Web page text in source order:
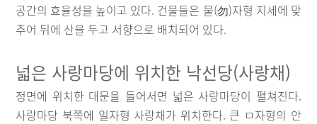
공간의 효율성을 높이고 있다. 건물들은 물(勿)자형 지세에 맞
추어 뒤에 산을 두고 서향으로 배치되어 있다.
넓은 사랑마당에 위치한 낙선당(사랑채)
정면에 위치한 대문을 들어서면 넓은 사랑마당이 펼쳐진다.
사랑마당 북쪽에 일자형 사랑채가 위치한다. 큰 ㅁ자형의 안